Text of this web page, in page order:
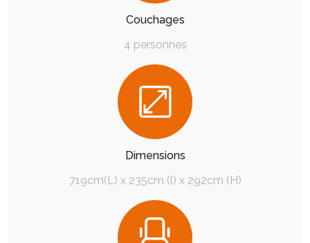
Couchages
4 personnes
Dimensions
719cm(L) x 235cm (l) x 292cm (H)